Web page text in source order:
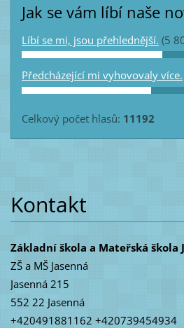
Jak se vám líbí naše
Líbí se mi, jsou přehlednější. (5
Předcházející mi vyhovovaly více.
Celkový počet hlasů: 11192
Kontakt
Základní škola a Mateřská škola
ZŠ a MŠ Jasenná
Jasenná 215
552 22 Jasenná
+420491881162 +420739454934